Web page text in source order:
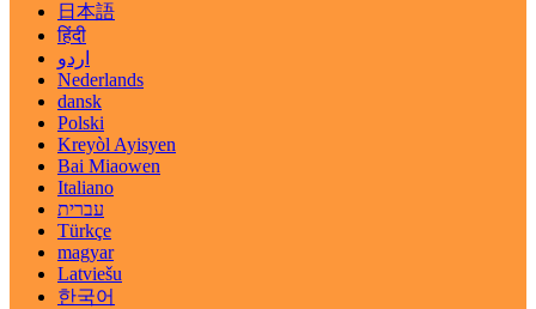
日本語
हिंदी
اردو
Nederlands
dansk
Polski
Kreyòl Ayisyen
Bai Miaowen
Italiano
עברית
Türkçe
magyar
Latviešu
한국어